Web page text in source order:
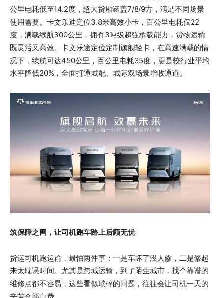
公里电耗低至14.2度，超大货厢涵盖7/8/9方，满足不同场景
使用需要。卡文乐迪定位3.8米高效小卡，百公里电耗仅22
度，满载续航300公里，拥有3吨级超强承载能力，货物运输
既灵活又高效。卡文乐途定位定制旗舰轻卡，在高速满载的情
况下，续航可达450公里，百公里电耗35度，更是较行业平均
水平降低20%，全面打通城配、城际双场景增收通道。
筑保障之网，让司机跑车路上后顾无忧
货运司机跑运输，最怕两件事：一是车坏了没人修，二是修起
来太耽误时间。尤其是跨城运输，到了陌生城市，找个靠谱的
维修点都不容易，这些看似琐碎的问题，往往会让司机一天的
辛苦全部白费。